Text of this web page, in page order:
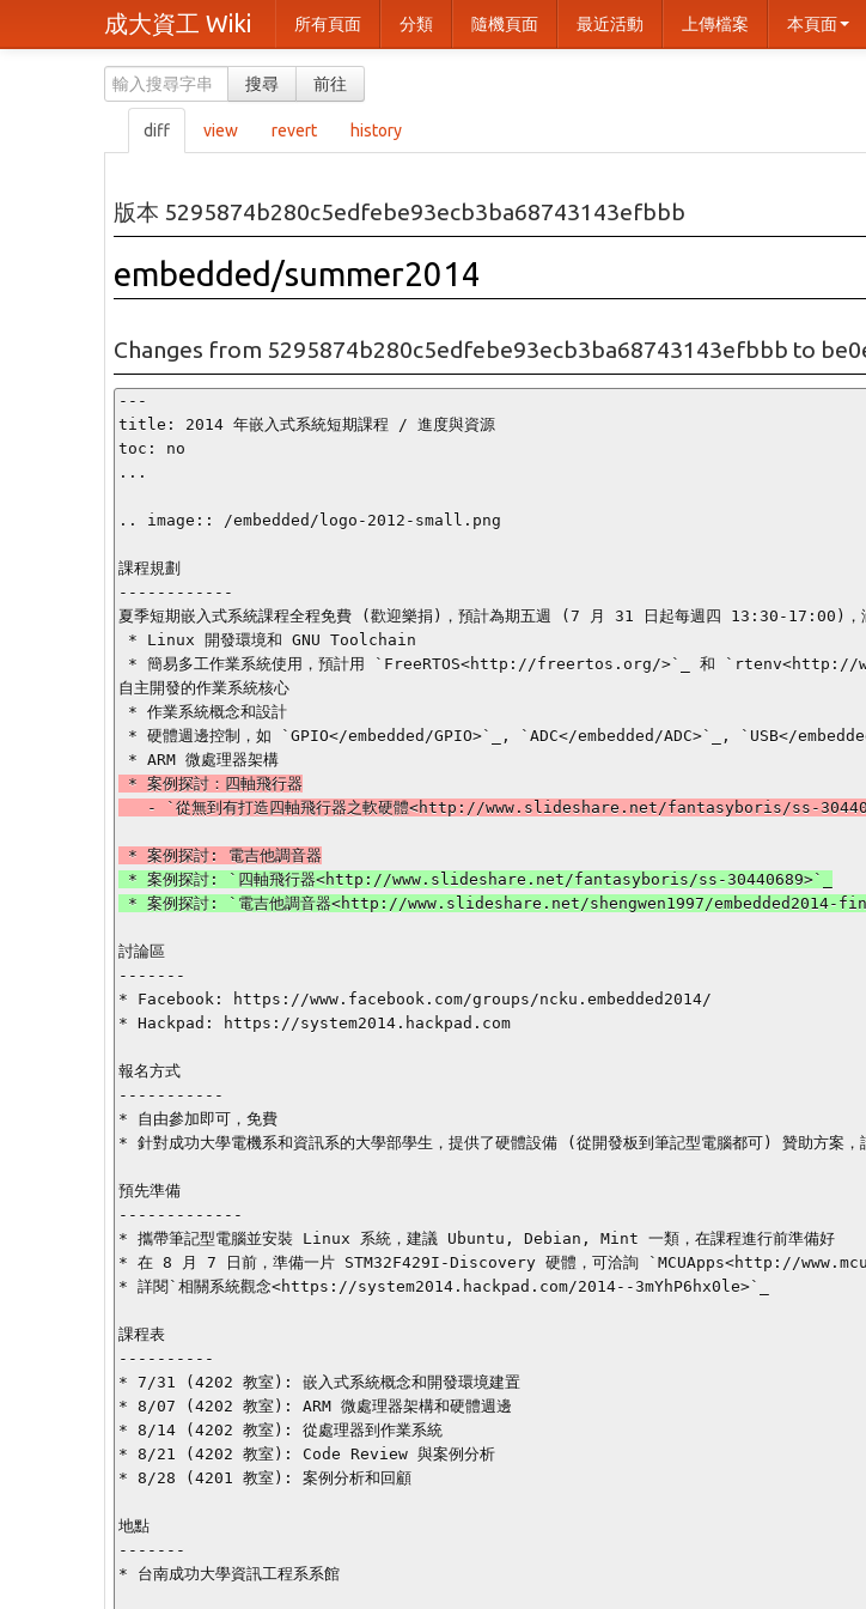
成大資工 Wiki 所有頁面 分類 隨機頁面 最近活動 上傳檔案 本頁面
搜尋 前往
diff view revert history
版本 5295874b280c5edfebe93ecb3ba68743143efbbb
embedded/summer2014
Changes from 5295874b280c5edfebe93ecb3ba68743143efbbb to
---
title: 2014 年嵌入式系統短期課程 / 進度與資源
toc: no
...
.. image:: /embedded/logo-2012-small.png
課程規劃
------------
夏季短期嵌入式系統課程全程免費 (歡迎樂捐)，預計為期五週 (7 月 31 日起每週四 13:30-17:00)，
自主開發的作業系統核心
討論區
-------
* Facebook: https://www.facebook.com/groups/ncku.embedded2014/
* Hackpad: https://system2014.hackpad.com
報名方式
-----------
* 自由參加即可，免費
* 針對成功大學電機系和資訊系的大學部學生，提供了硬體設備 (從開發板到筆記型電腦都可) 贊助方案，
預先準備
-------------
* 攜帶筆記型電腦並安裝 Linux 系統，建議 Ubuntu, Debian, Mint 一類，在課程進行前準備好
* 在 8 月 7 日前，準備一片 STM32F429I-Discovery 硬體，可洽詢 `MCUApps<http://
* 詳閱`相關系統觀念<https://system2014.hackpad.com/2014--3mYhP6hx0le>`_
課程表
----------
* 7/31 (4202 教室): 嵌入式系統概念和開發環境建置
* 8/07 (4202 教室): ARM 微處理器架構和硬體週邊
* 8/14 (4202 教室): 從處理器到作業系統
* 8/21 (4202 教室): Code Review 與案例分析
* 8/28 (4201 教室): 案例分析和回顧
地點
-------
* 台南成功大學資訊工程系系館